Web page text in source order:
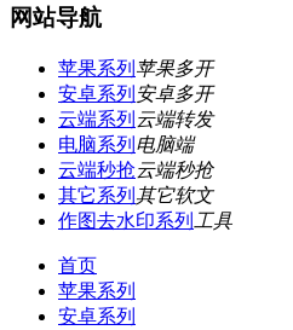
网站导航
苹果系列 苹果多开
安卓系列 安卓多开
云端系列 云端转发
电脑系列 电脑端
云端秒抢云端秒抢
其它系列 其它软文
作图去水印系列 工具
首页
苹果系列
安卓系列